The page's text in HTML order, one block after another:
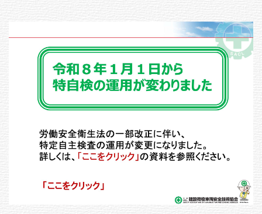
等の安全衛生対策の推進に係る規定関係）」につい
て
2026年6月2日
【厚労省】令和８年度 全国安全週間の実施に伴う
協力依頼について
【建災防】令和８年度高度安全機械等導入支援補助
金事業の周知・利用勧奨について